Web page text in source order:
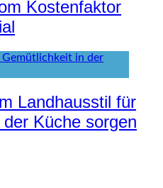
Kostenfaktor
Landhausstil für
Küche sorgen